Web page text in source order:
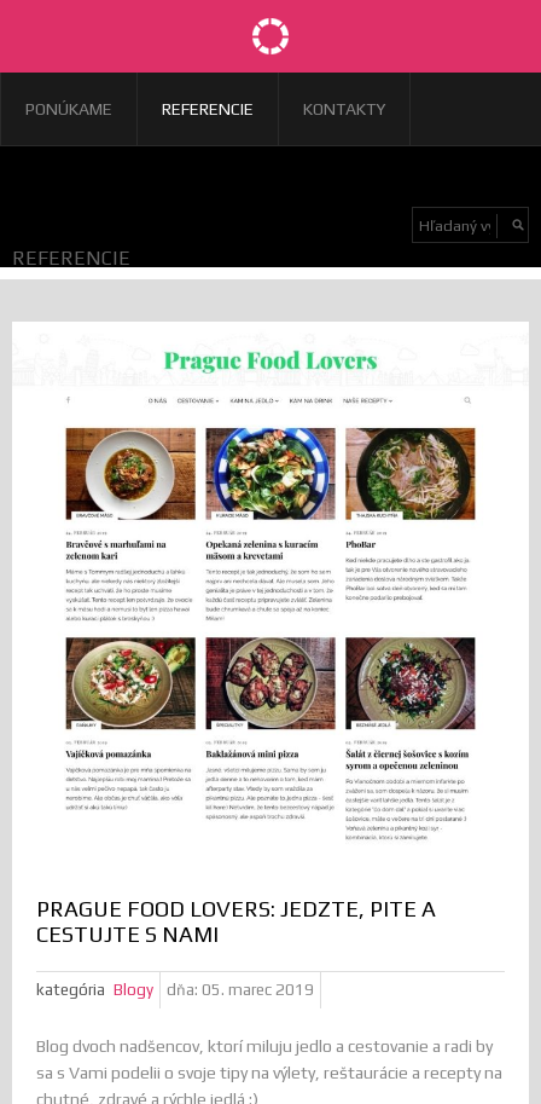
PONÚKAME REFERENCIE KONTAKTY
REFERENCIE
PRAGUE FOOD LOVERS: JEDZTE, PITE A
CESTUJTE S NAMI
kategória Blogy dňa: 05. marec 2019
Blog dvoch nadšencov, ktorí miluju jedlo a cestovanie a radi by
sa s Vami podelii o svoje tipy na výlety, reštaurácie a recepty na
chutné, zdravé a rýchle jedlá :)